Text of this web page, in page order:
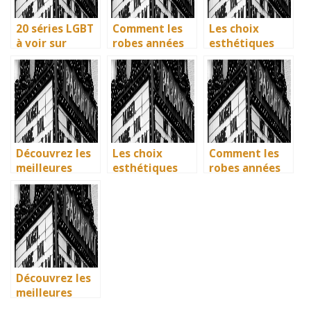
20 séries LGBT
à voir sur
Netflix : quand
science-fiction
et diversité
font des
étincelles
Comment les
robes années
40 vintage ont
révolutionné la
mode en temps
de guerre
Les choix
esthétiques
surprenants du
générique de
Joker 2 (2024)
Découvrez les
meilleures
solutions
gratuites pour
vos séries
préférées en
français
Les choix
esthétiques
Comment les
robes années
Découvrez les
meilleures